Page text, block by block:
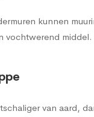
kunnen
vochtwerend
van aard,